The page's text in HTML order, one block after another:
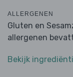
ALLERGENEN
Gluten en
allergenen
Bekijk